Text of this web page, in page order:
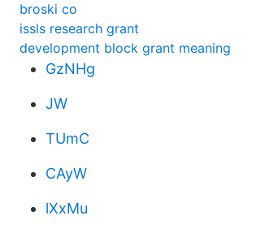
broski co
issls research grant
development block grant meaning
GzNHg
JW
TUmC
CAyW
lXxMu